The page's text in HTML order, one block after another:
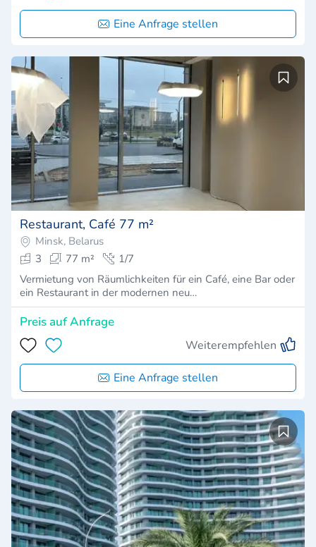
Eine Anfrage stellen
Restaurant, Café 77 m²
Minsk, Belarus
3
77 m²
1/7
Vermietung von Räumlichkeiten für ein Café, eine Bar oder
ein Restaurant in der modernen neu…
Preis auf Anfrage
Weiterempfehlen
Eine Anfrage stellen